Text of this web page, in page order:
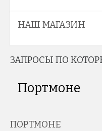
НАШ МАГАЗИН
ЗАПРОСЫ ПО
Портмоне
ПОРТМОНЕ